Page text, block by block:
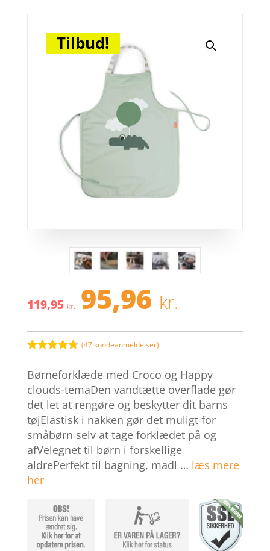
Tilbud!
119,95kr. Den
oprindelige
pris
var:
119,95 kr..
95,96 kr.
pris
er:
ud af 5
baseret på
kundebedø
mmelser
(47 kundeanmeldelser)
Børneforklæde med Croco og Happy
clouds-temaDen vandtætte overflade gør
det let at rengøre og beskytter dit barns
tøjElastisk i nakken gør det muligt for
småbørn selv at tage forklædet på og
afVelegnet til børn i forskellige
aldrePerfekt til bagning, madl … læs mere
her